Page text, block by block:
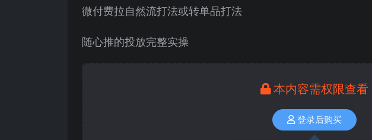
微付费拉自然流打法或转单品打法
随心推的投放完整实操
本内容需权限查看
登录后购买